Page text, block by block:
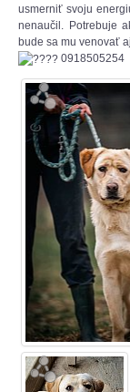
usmerniť svoju
nenaučil. Potrebuje
bude sa mu venovať
0918505254